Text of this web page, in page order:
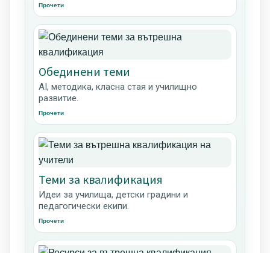
Прочети
Обединени теми
AI, методика, класна стая и училищно
развитие.
Прочети
Теми за квалификация
Идеи за училища, детски градини и
педагогически екипи.
Прочети